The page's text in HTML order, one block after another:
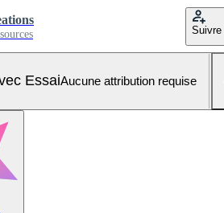
Suivre
EssaiAucune attribution requise